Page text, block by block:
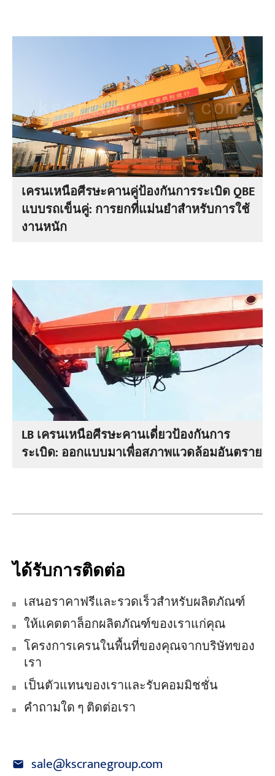
เครนเหนือศีรษะคานคู่ป้องกันการระเบิด QBE
แบบรถเข็นคู่: การยกที่แม่นยำสำหรับการใช้
งานหนัก
LB เครนเหนือศีรษะคานเดี่ยวป้องกันการ
ระเบิด: ออกแบบมาเพื่อสภาพแวดล้อมอันตราย
ได้รับการติดต่อ
เสนอราคาฟรีและรวดเร็วสำหรับผลิตภัณฑ์
ให้แคตตาล็อกผลิตภัณฑ์ของเราแก่คุณ
โครงการเครนในพื้นที่ของคุณจากบริษัทของ
เรา
เป็นตัวแทนของเราและรับคอมมิชชั่น
คำถามใด ๆ ติดต่อเรา
sale@kscranegroup.com